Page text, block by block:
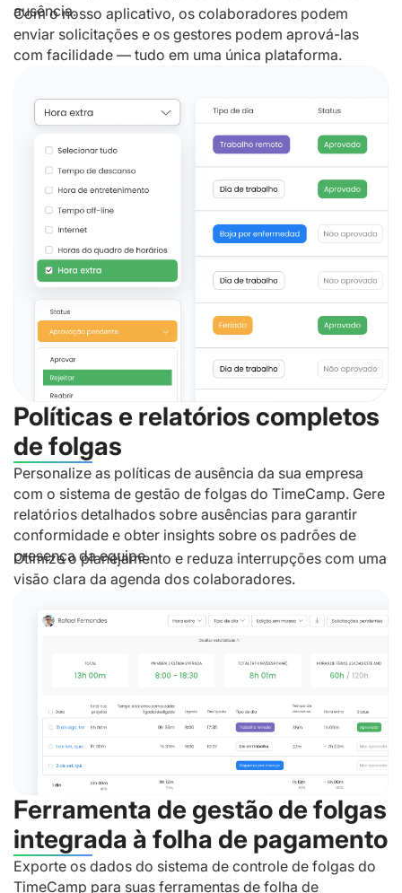
ausência.
Com o nosso aplicativo, os colaboradores podem
enviar solicitações e os gestores podem aprová-las
com facilidade — tudo em uma única plataforma.
Políticas e relatórios completos
de folgas
Personalize as políticas de ausência da sua empresa
com o sistema de gestão de folgas do TimeCamp. Gere
relatórios detalhados sobre ausências para garantir
conformidade e obter insights sobre os padrões de
presença da equipe.
Otimize o planejamento e reduza interrupções com uma
visão clara da agenda dos colaboradores.
Ferramenta de gestão de folgas
integrada à folha de pagamento
Exporte os dados do sistema de controle de folgas do
TimeCamp para suas ferramentas de folha de